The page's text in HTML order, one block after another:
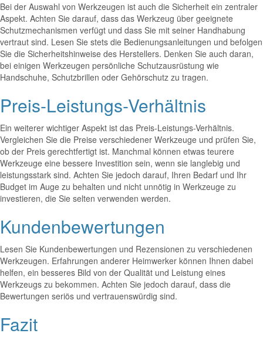
Bei der Auswahl von Werkzeugen ist auch die Sicherheit ein zentraler
Aspekt. Achten Sie darauf, dass das Werkzeug über geeignete
Schutzmechanismen verfügt und dass Sie mit seiner Handhabung
vertraut sind. Lesen Sie stets die Bedienungsanleitungen und befolgen
Sie die Sicherheitshinweise des Herstellers. Denken Sie auch daran,
bei einigen Werkzeugen persönliche Schutzausrüstung wie
Handschuhe, Schutzbrillen oder Gehörschutz zu tragen.
Preis-Leistungs-Verhältnis
Ein weiterer wichtiger Aspekt ist das Preis-Leistungs-Verhältnis.
Vergleichen Sie die Preise verschiedener Werkzeuge und prüfen Sie,
ob der Preis gerechtfertigt ist. Manchmal können etwas teurere
Werkzeuge eine bessere Investition sein, wenn sie langlebig und
leistungsstark sind. Achten Sie jedoch darauf, Ihren Bedarf und Ihr
Budget im Auge zu behalten und nicht unnötig in Werkzeuge zu
investieren, die Sie selten verwenden werden.
Kundenbewertungen
Lesen Sie Kundenbewertungen und Rezensionen zu verschiedenen
Werkzeugen. Erfahrungen anderer Heimwerker können Ihnen dabei
helfen, ein besseres Bild von der Qualität und Leistung eines
Werkzeugs zu bekommen. Achten Sie jedoch darauf, dass die
Bewertungen seriös und vertrauenswürdig sind.
Fazit